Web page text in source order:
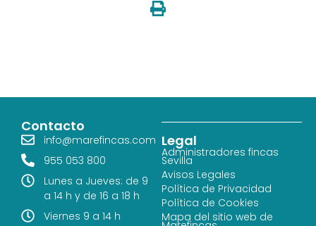
Contacto
info@marefincas.com
955 053 800
Lunes a Jueves: de 9
a 14 h y de 16 a 18 h
Viernes 9 a 14 h
Legal
Administradores fincas
Sevilla
Avisos Legales
Política de Privacidad
Política de Cookies
Mapa del sitio web de